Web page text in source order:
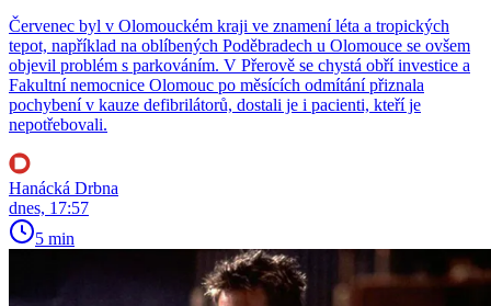
Červenec byl v Olomouckém kraji ve znamení léta a tropických
tepot, například na oblíbených Poděbradech u Olomouce se ovšem
objevil problém s parkováním. V Přerově se chystá obří investice a
Fakultní nemocnice Olomouc po měsících odmítání přiznala
pochybení v kauze defibrilátorů, dostali je i pacienti, kteří je
nepotřebovali.
Hanácká Drbna
dnes, 17:57
5 min